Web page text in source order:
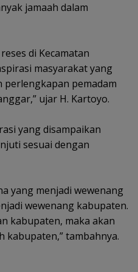
jamaah dalam
di Kecamatan
masyarakat yang
pemadam
ujar H. Kartoyo.
yang disampaikan
sesuai dengan
yang menjadi wewenang
wewenang kabupaten.
kabupaten, maka akan
kabupaten,” tambahnya.